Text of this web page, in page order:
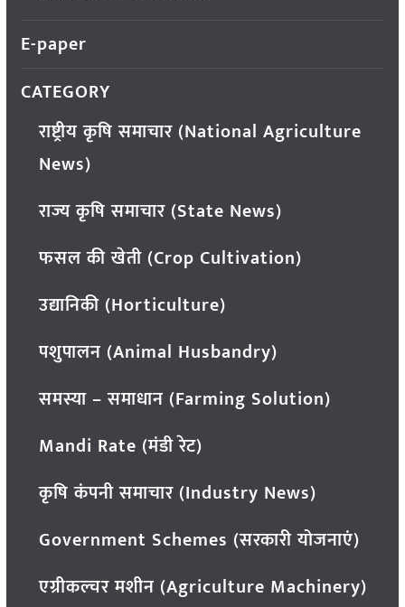
E-paper
CATEGORY
राष्ट्रीय कृषि समाचार (National Agriculture
News)
राज्य कृषि समाचार (State News)
फसल की खेती (Crop Cultivation)
उद्यानिकी (Horticulture)
पशुपालन (Animal Husbandry)
समस्या – समाधान (Farming Solution)
Mandi Rate (मंडी रेट)
कृषि कंपनी समाचार (Industry News)
Government Schemes (सरकारी योजनाएं)
एग्रीकल्चर मशीन (Agriculture Machinery)